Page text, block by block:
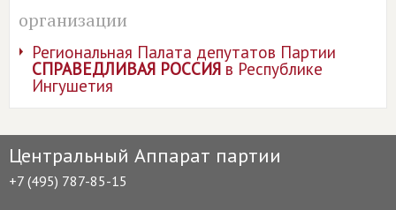
организации
Региональная Палата депутатов Партии
СПРАВЕДЛИВАЯ РОССИЯв Республике
Ингушетия
Центральный Аппарат партии
+7 (495) 787-85-15